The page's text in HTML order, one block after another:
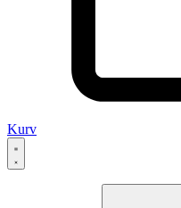
Kurv